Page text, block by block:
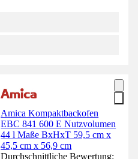
Amica Kompaktbackofen
EBC 841 600 E Nutzvolumen
44 l Maße BxHxT 59,5 cm x
45,5 cm x 56,9 cm
Durchschnittliche Bewertung: